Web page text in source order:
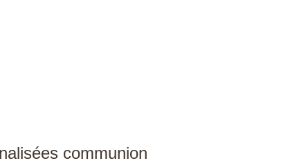
communion